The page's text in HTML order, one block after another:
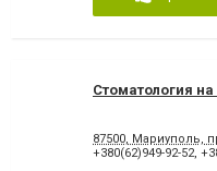
Чистка зубов
Стоматология
87500, Мариуполь,
+380(62)949-92-52,